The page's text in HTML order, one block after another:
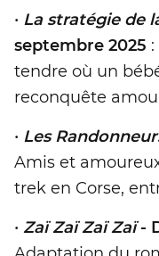
• La stratégie de
septembre 2025
tendre où un
reconquête
• Les
Amis et
trek en Corse,
• Zaï Zaï Zaï Zaï-